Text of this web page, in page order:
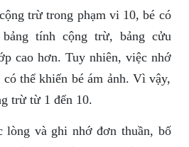
trừ trong phạm vi 10, bé có
tính cộng trừ, bảng cửu
cao hơn. Tuy nhiên, việc nhớ
thể khiến bé ám ảnh. Vì vậy,
trừ từ 1 đến 10.
lòng và ghi nhớ đơn thuần, bố